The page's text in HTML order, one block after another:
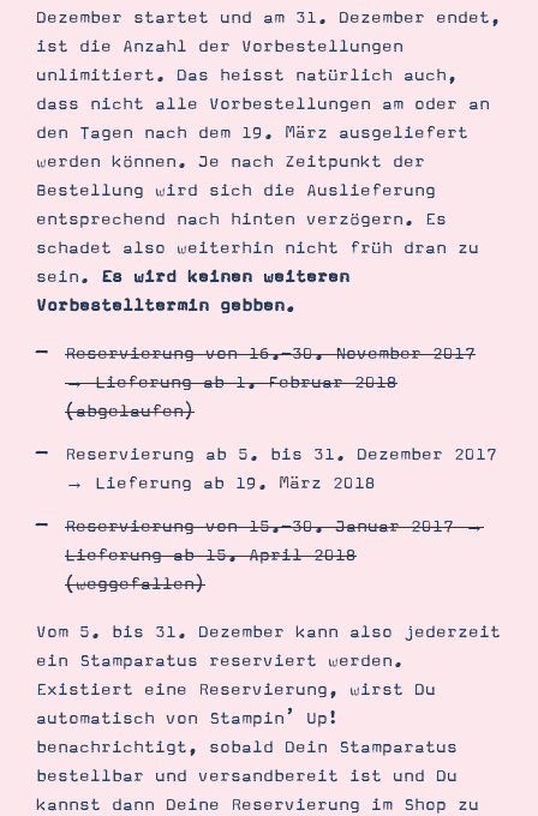
Dezember startet und am 31. Dezember endet,
ist die Anzahl der Vorbestellungen
unlimitiert. Das heisst natürlich auch,
dass nicht alle Vorbestellungen am oder an
den Tagen nach dem 19. März ausgeliefert
werden können. Je nach Zeitpunkt der
Bestellung wird sich die Auslieferung
entsprechend nach hinten verzögern. Es
schadet also weiterhin nicht früh dran zu
sein.
Es wird keinen weiteren
Vorbestelltermin gebben.
Reservierung von 16.-30. November 2017
→ Lieferung ab 1. Februar 2018
(abgelaufen)
Reservierung ab 5. bis 31. Dezember 2017
→ Lieferung ab 19. März 2018
Reservierung von 15.-30. Januar 2017 →
Lieferung ab 15. April 2018
(weggefallen)
Vom 5. bis 31. Dezember kann also jederzeit
ein Stamparatus reserviert werden.
Existiert eine Reservierung, wirst Du
automatisch von Stampin’ Up!
benachrichtigt, sobald Dein Stamparatus
bestellbar und versandbereit ist und Du
kannst dann Deine Reservierung im Shop zu